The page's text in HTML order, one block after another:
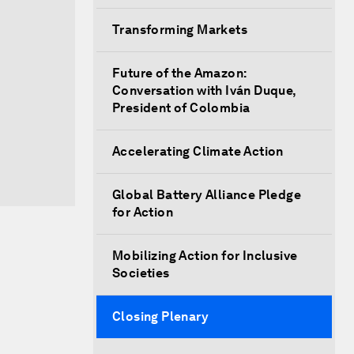
Transforming Markets
Future of the Amazon:
Conversation with Iván Duque,
President of Colombia
Accelerating Climate Action
Global Battery Alliance Pledge
for Action
Mobilizing Action for Inclusive
Societies
Closing Plenary